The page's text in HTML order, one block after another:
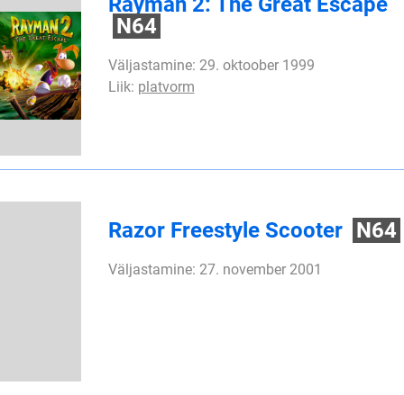
N64
Väljastamine: 29. oktoober 1999
Liik: platvorm
Razor Freestyle Scooter N64
Väljastamine: 27. november 2001